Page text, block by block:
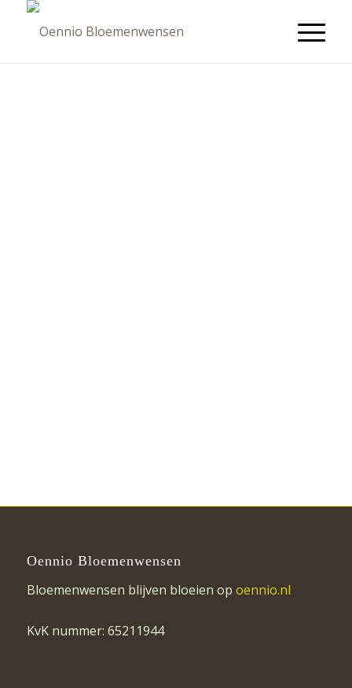
Oennio Bloemenwensen
Bloemenwensen blijven bloeien op oennio.nl
KvK nummer: 65211944